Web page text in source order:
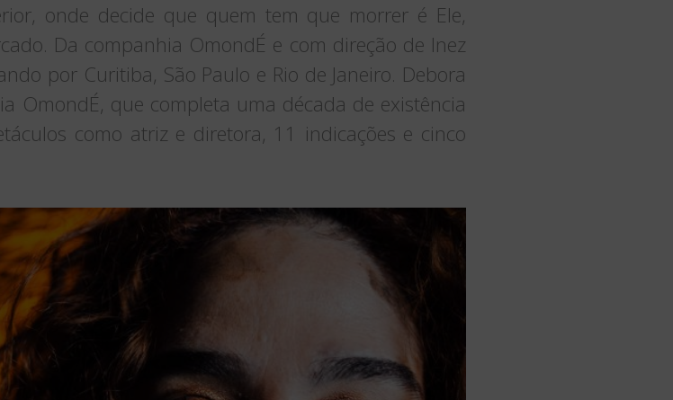
onde decide que quem tem que morrer é Ele,
Da companhia OmondÉ e com direção de Inez
por Curitiba, São Paulo e Rio de Janeiro. Debora
OmondÉ, que completa uma década de existência
como atriz e diretora, 11 indicações e cinco